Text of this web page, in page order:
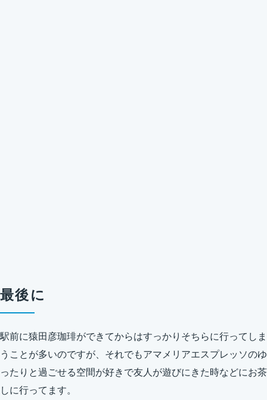
最後に
駅前に猿田彦珈琲ができてからはすっかりそちらに行ってしま
うことが多いのですが、それでもアマメリアエスプレッソのゆ
ったりと過ごせる空間が好きで友人が遊びにきた時などにお茶
しに行ってます。